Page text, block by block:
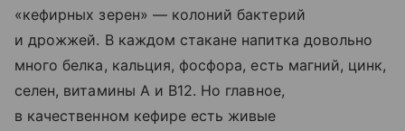
«кефирных зерен» — колоний бактерий
и дрожжей. В каждом стакане напитка довольно
много белка, кальция, фосфора, есть магний, цинк,
селен, витамины A и B12. Но главное,
в качественном кефире есть живые